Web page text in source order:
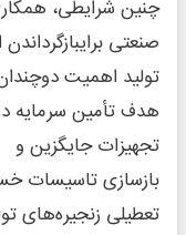
چنین شرایطی،
صنعتی
تولید اهمیت
هدف تأمین سرمایه
تجهیزات جایگزین و
بازسازی تاسیسات
تعطیلی زنجیره‌های